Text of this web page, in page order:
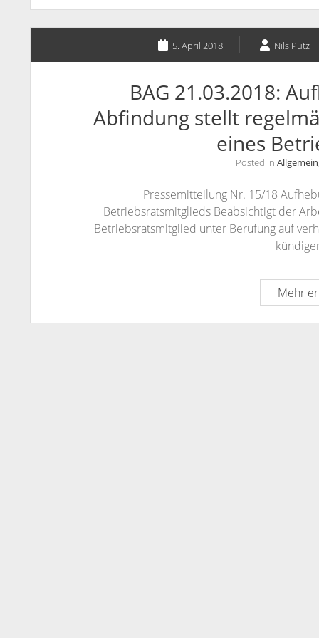
5. April 2018 Nils Pütz
BAG 21.03.2018:
Abfindung stellt
eines
Posted in Allgemein
Pressemitteilung Nr. 15/18
Betriebsratsmitglieds Beabsichtigt der
Betriebsratsmitglied unter Berufung auf
Mehr